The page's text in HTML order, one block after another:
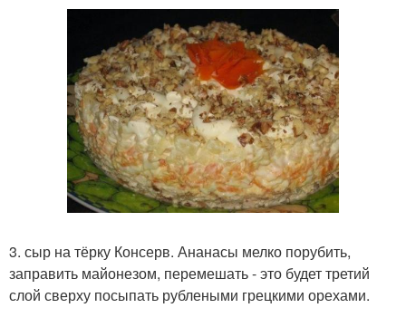
3. сыр на тёрку Консерв. Ананасы мелко порубить,
заправить майонезом, перемешать - это будет третий
слой сверху посыпать рублеными грецкими орехами.